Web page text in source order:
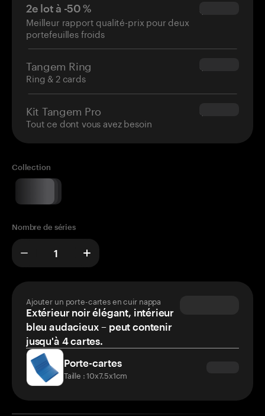
2e lot à -50 %
Meilleur rapport qualité-prix pour deux
portefeuilles froids
$34.95
Tangem Ring
Ring & 2 cards
$160.00
Kit Tangem Pro
Tout ce dont vous avez besoin
$180.00
Collection
Nombre de séries
Ajouter un porte-cartes en cuir nappa
Extérieur noir élégant, intérieur
bleu audacieux – peut contenir
jusqu'à 4 cartes.
Porte-cartes
Taille : 10x7.5x1cm